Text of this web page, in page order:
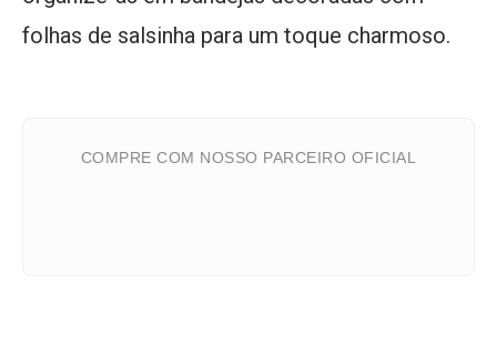
folhas de salsinha para um toque charmoso.
COMPRE COM NOSSO PARCEIRO OFICIAL